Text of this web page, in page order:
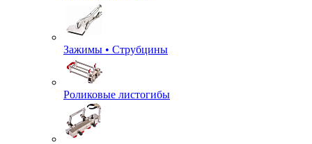
Зажимы • Струбцины
Роликовые листогибы